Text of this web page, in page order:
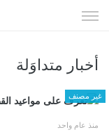
الى
أخبار متداوَلة
غير مصنف
منذ عام واحد